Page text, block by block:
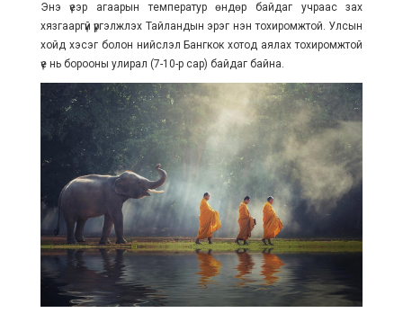
Энэ үеэр агаарын температур өндөр байдаг учраас зах
хязгааргүй үргэлжлэх Тайландын эрэг нэн тохиромжтой. Улсын
хойд хэсэг болон нийслэл Бангкок хотод аялах тохиромжтой
үе нь борооны улирал (7-10-р сар) байдаг байна.